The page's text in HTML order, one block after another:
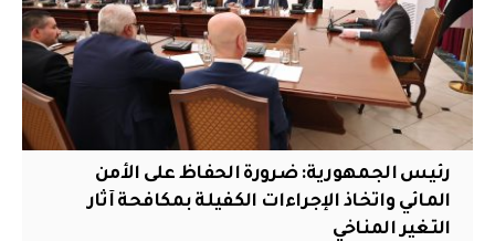
رئيس الجمهورية: ضرورة الحفاظ على الأمن
المائي واتخاذ الإجراءات الكفيلة بمكافحة آثار
التغير المناخي